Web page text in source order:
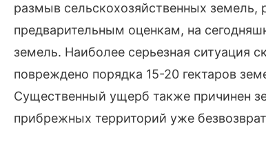
размыв сельскохозяйственных
предварительным оценкам, на
земель. Наиболее серьезная ситуация
повреждено порядка 15-20 гектаров
Существенный ущерб также причинен
прибрежных территорий уже